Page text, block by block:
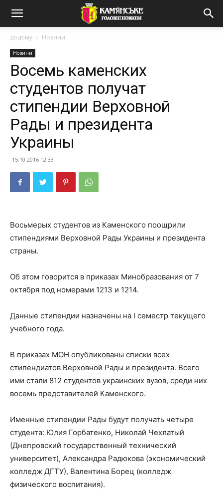
додому Новини
Новини
Восемь каменских
студентов получат
стипендии Верховной
Рады и президента
Украины
15.10.2016 12:33
Восьмерых студентов из Каменского поощрили
стипендиями Верховной Рады Украины и президента
страны.
Об этом говорится в приказах Минобразования от 7
октября под номерами 1213 и 1214.
Данные стипендии назначены на I семестр текущего
учебного года.
В приказах МОН опубликованы списки всех
стипендиатов Верховной Рады и президента. Всего
ими стали 812 студентов украинских вузов, среди них
восемь представителей Каменского.
Именные стипендии Рады будут получать четыре
студента: Юлия Горбатенко, Николай Чехлатый
(Днепровский государственный технический
университет), Александра Радюкова (экономический
колледж ДГТУ), Валентина Борец (колледж
физического воспитания).